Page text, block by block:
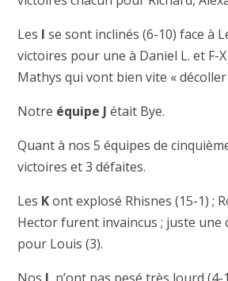
Les I se sont inclinés (6-10) face à
victoires pour une à Daniel L. et F-
Mathys qui vont bien vite « décoller
Notre équipe J était Bye.
Quant à nos 5 équipes de
victoires et 3 défaites.
Les Kont explosé Rhisnes (15-1) ;
Hector furent invaincus ; juste une
pour Louis (3).